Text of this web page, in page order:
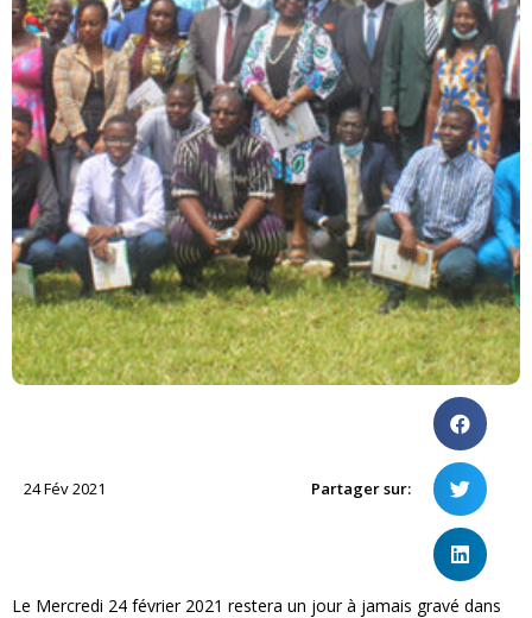
24 Fév 2021 Partager sur:
Le Mercredi 24 février 2021 restera un jour à jamais gravé dans